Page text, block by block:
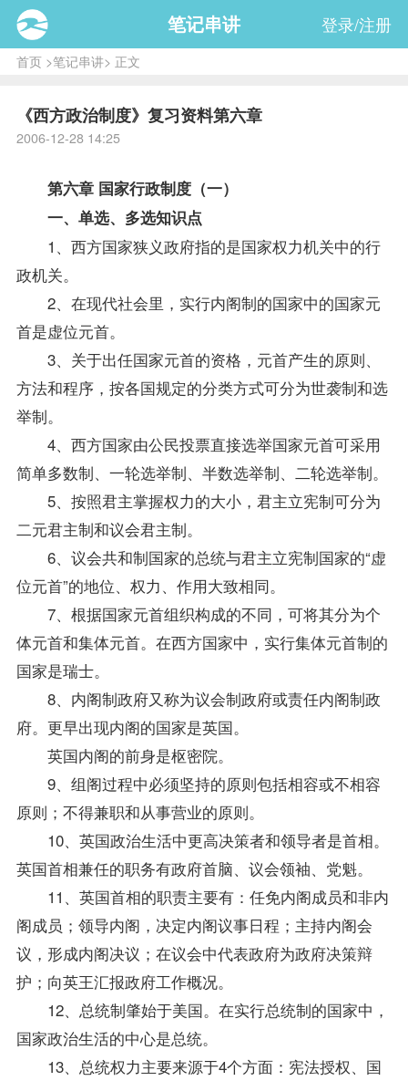
笔记串讲 登录/注册
首页>笔记串讲> 正文
《西方政治制度》复习资料第六章
2006-12-28 14:25
第六章 国家行政制度（一）
一、单选、多选知识点
1、西方国家狭义政府指的是国家权力机关中的行
政机关。
2、在现代社会里，实行内阁制的国家中的国家元
首是虚位元首。
3、关于出任国家元首的资格，元首产生的原则、
方法和程序，按各国规定的分类方式可分为世袭制和选
举制。
4、西方国家由公民投票直接选举国家元首可采用
简单多数制、一轮选举制、半数选举制、二轮选举制。
5、按照君主掌握权力的大小，君主立宪制可分为
二元君主制和议会君主制。
6、议会共和制国家的总统与君主立宪制国家的“虚
位元首”的地位、权力、作用大致相同。
7、根据国家元首组织构成的不同，可将其分为个
体元首和集体元首。在西方国家中，实行集体元首制的
国家是瑞士。
8、内阁制政府又称为议会制政府或责任内阁制政
府。更早出现内阁的国家是英国。
英国内阁的前身是枢密院。
9、组阁过程中必须坚持的原则包括相容或不相容
原则；不得兼职和从事营业的原则。
10、英国政治生活中更高决策者和领导者是首相。
英国首相兼任的职务有政府首脑、议会领袖、党魁。
11、英国首相的职责主要有：任免内阁成员和非内
阁成员；领导内阁，决定内阁议事日程；主持内阁会
议，形成内阁决议；在议会中代表政府为政府决策辩
护；向英王汇报政府工作概况。
12、总统制肇始于美国。在实行总统制的国家中，
国家政治生活的中心是总统。
13、总统权力主要来源于4个方面：宪法授权、国